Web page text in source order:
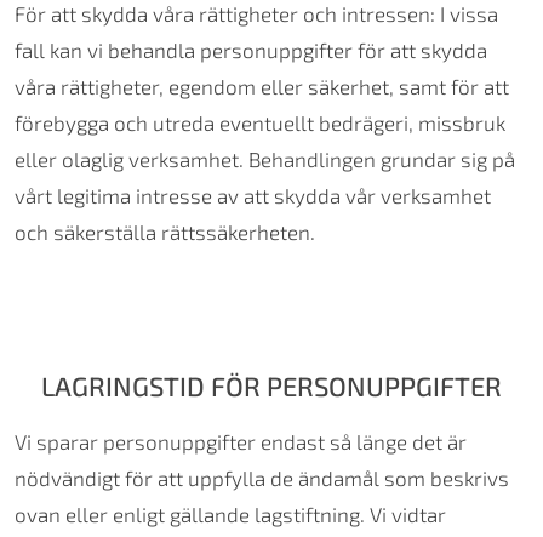
För att skydda våra rättigheter och intressen: I vissa
fall kan vi behandla personuppgifter för att skydda
våra rättigheter, egendom eller säkerhet, samt för att
förebygga och utreda eventuellt bedrägeri, missbruk
eller olaglig verksamhet. Behandlingen grundar sig på
vårt legitima intresse av att skydda vår verksamhet
och säkerställa rättssäkerheten.
LAGRINGSTID FÖR PERSONUPPGIFTER
Vi sparar personuppgifter endast så länge det är
nödvändigt för att uppfylla de ändamål som beskrivs
ovan eller enligt gällande lagstiftning. Vi vidtar